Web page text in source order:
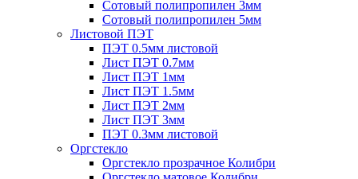
Сотовый полипропилен 3мм
Сотовый полипропилен 5мм
Листовой ПЭТ
ПЭТ 0.5мм листовой
Лист ПЭТ 0.7мм
Лист ПЭТ 1мм
Лист ПЭТ 1.5мм
Лист ПЭТ 2мм
Лист ПЭТ 3мм
ПЭТ 0.3мм листовой
Оргстекло
Оргстекло прозрачное Колибри